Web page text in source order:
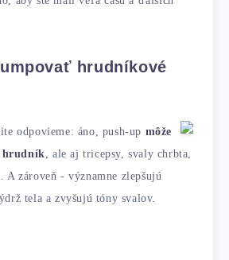
hrudníkové
odpovieme: áno, push-up môže
hrudník, ale aj tricepsy, svaly chrbta,
A zároveň - významne zlepšujú
tela a zvyšujú tóny svalov.